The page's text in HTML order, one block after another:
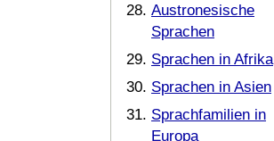
Austronesische
Sprachen
Sprachen in Afrika
Sprachen in Asien
Sprachfamilien in
Europa